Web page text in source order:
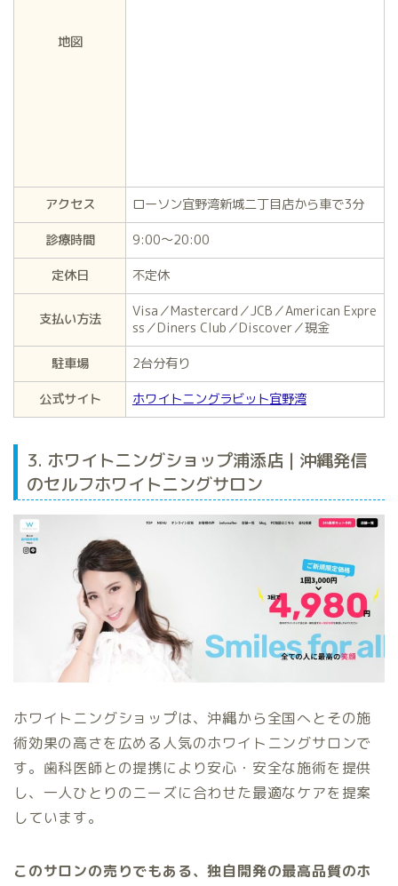
地図
アクセス
ローソン宜野湾新城二丁目店から車で3分
診療時間
9:00～20:00
定休日
不定休
支払い方法
Visa／Mastercard／JCB／American Expre
ss／Diners Club／Discover／現金
駐車場
2台分有り
公式サイト
ホワイトニングラビット宜野湾
3. ホワイトニングショップ浦添店 | 沖縄発信
のセルフホワイトニングサロン
ホワイトニングショップは、沖縄から全国へとその施
術効果の高さを広める人気のホワイトニングサロンで
す。歯科医師との提携により安心・安全な施術を提供
し、一人ひとりのニーズに合わせた最適なケアを提案
しています。
このサロンの売りでもある、独自開発の最高品質のホ